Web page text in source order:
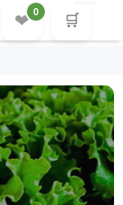
❤ 0 🛒